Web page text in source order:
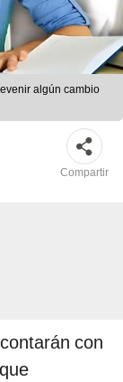
algún cambio
Compartir
contarán con